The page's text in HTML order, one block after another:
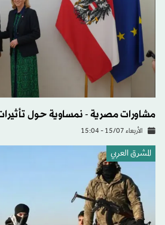
مشاورات مصرية - نمساوية حول تأثيرات
الأربعاء 15/07 - 15:04
المشرق العربي